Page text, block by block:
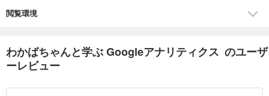
ITに疎い私だけど、「Googleアナリティクスを使って効果測定しなさ
い」って言われちゃった。わけがわからず困っている。
入社2年目に入ったら、「施策の良しあしまで把握してPDCAを回しなさ
い」って言われちゃった。プログラミングはわかるけど、アクセス解析
閲覧環境
わかばちゃんと学ぶ Googleアナリティクス のユーザ
ーレビュー